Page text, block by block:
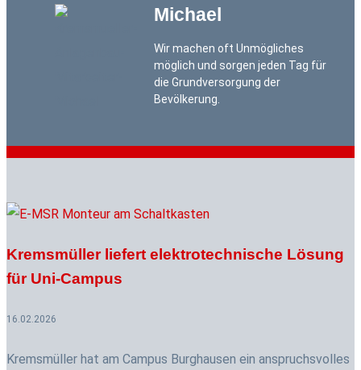
Michael
Wir machen oft Unmögliches
möglich und sorgen jeden Tag für
die Grundversorgung der
Bevölkerung.
Kremsmüller liefert elektrotechnische Lösung
für Uni-Campus
16.02.2026
Kremsmüller hat am Campus Burghausen ein anspruchsvolles